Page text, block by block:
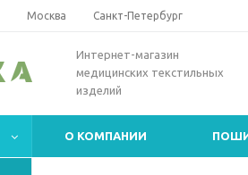
Москва Санкт-Петербург
Интернет-магазин
медицинских текстильных
изделий
О КОМПАНИИ